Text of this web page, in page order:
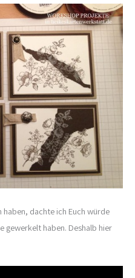
haben, dachte ich Euch würde
gewerkelt haben. Deshalb hier